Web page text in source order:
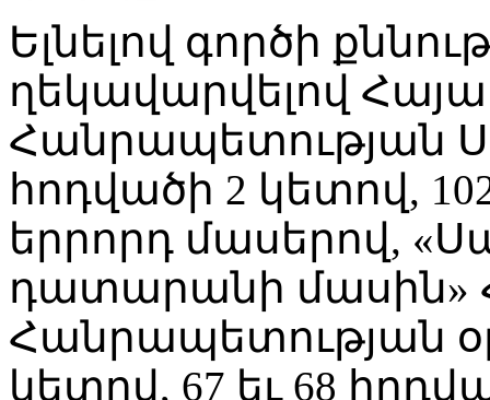
Ելնելով գործի
ղեկավարվելով
Հանրապետության
հոդվածի 2 կետով,
երրորդ մասերով,
դատարանի մասին»
Հանրապետության
կետով, 67 եւ 68